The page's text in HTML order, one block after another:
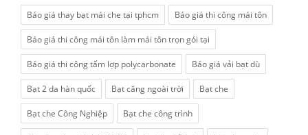
Báo giá thay bạt mái che tại tphcm Báo giá thi công mái tôn
Báo giá thi công mái tôn làm mái tôn trọn gói tại
Báo giá thi công tấm lợp polycarbonate Báo giá vải bạt dù
Bạt 2 da hàn quốc Bạt căng ngoài trời Bạt che
Bạt che Công Nghiệp Bạt che công trình